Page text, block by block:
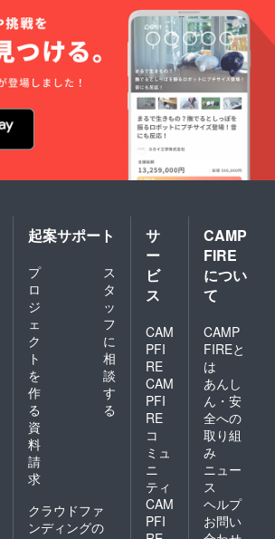
起案サポート
プ
ロ
ジ
ェ
ク
ト
を
作
る
ス
タ
ッ
フ
に
相
談
す
る
資
料
請
求
クラウドファ
ンディングの
サ
ー
ビ
ス
CAM
PFI
RE
CAM
PFI
RE
コ
ミュ
ニ
ティ
CAM
PFI
CAMP
FIRE
につい
て
CAMP
FIREと
は
あんし
ん・安
全への
取り組
み
ニュー
ス
ヘルプ
お問い